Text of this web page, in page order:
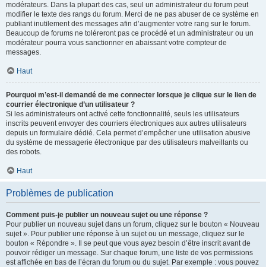
modérateurs. Dans la plupart des cas, seul un administrateur du forum peut
modifier le texte des rangs du forum. Merci de ne pas abuser de ce système en
publiant inutilement des messages afin d’augmenter votre rang sur le forum.
Beaucoup de forums ne toléreront pas ce procédé et un administrateur ou un
modérateur pourra vous sanctionner en abaissant votre compteur de
messages.
Haut
Pourquoi m’est-il demandé de me connecter lorsque je clique sur le lien de
courrier électronique d’un utilisateur ?
Si les administrateurs ont activé cette fonctionnalité, seuls les utilisateurs
inscrits peuvent envoyer des courriers électroniques aux autres utilisateurs
depuis un formulaire dédié. Cela permet d’empêcher une utilisation abusive
du système de messagerie électronique par des utilisateurs malveillants ou
des robots.
Haut
Problèmes de publication
Comment puis-je publier un nouveau sujet ou une réponse ?
Pour publier un nouveau sujet dans un forum, cliquez sur le bouton « Nouveau
sujet ». Pour publier une réponse à un sujet ou un message, cliquez sur le
bouton « Répondre ». Il se peut que vous ayez besoin d’être inscrit avant de
pouvoir rédiger un message. Sur chaque forum, une liste de vos permissions
est affichée en bas de l’écran du forum ou du sujet. Par exemple : vous pouvez